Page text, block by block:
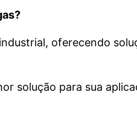
oferecendo
solução para sua